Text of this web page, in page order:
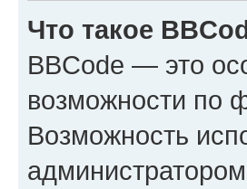
Что такое
BBCode — это
возможности по
Возможность